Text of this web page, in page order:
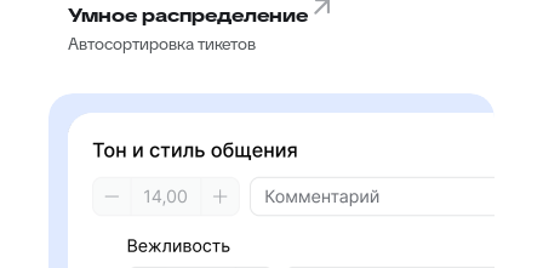
Умное распределение
Автосортировка тикетов